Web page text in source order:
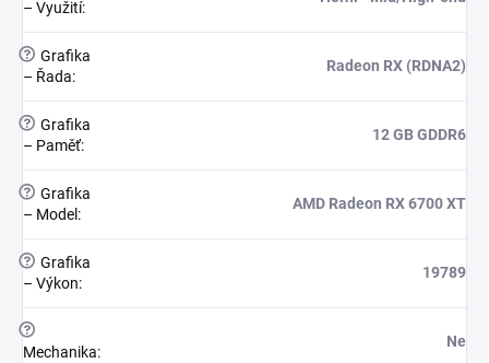
– Využití:
? Grafika
– Řada:
Radeon RX (RDNA2)
? Grafika
– Paměť:
12 GB GDDR6
? Grafika
– Model :
AMD Radeon RX 6700 XT
? Grafika
– Výkon:
19789
?
Mechanika:
Ne